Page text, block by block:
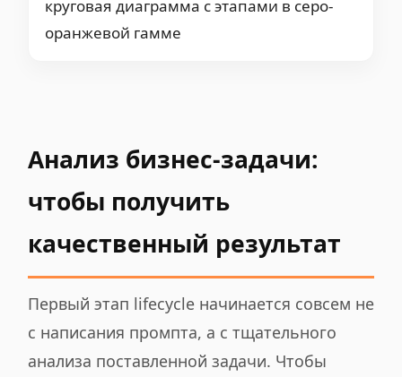
Анализ бизнес-задачи:
чтобы получить
качественный результат
Первый этап lifecycle начинается совсем не
с написания промпта, а с тщательного
анализа поставленной задачи. Чтобы